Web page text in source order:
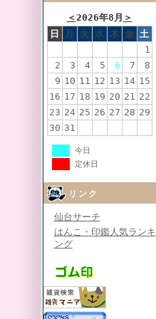
＜2026年8月 ＞
日
月 火 水 木 金 土
1
2
3 4 5 6 7
8
9 10 11 12 13 14 15
16 17 18 19 20 21 22
23 24 25 26 27 28 29
30 31
今日
定休日
リンク
仙台サーチ
はんこ・印鑑人気ランキ
ング